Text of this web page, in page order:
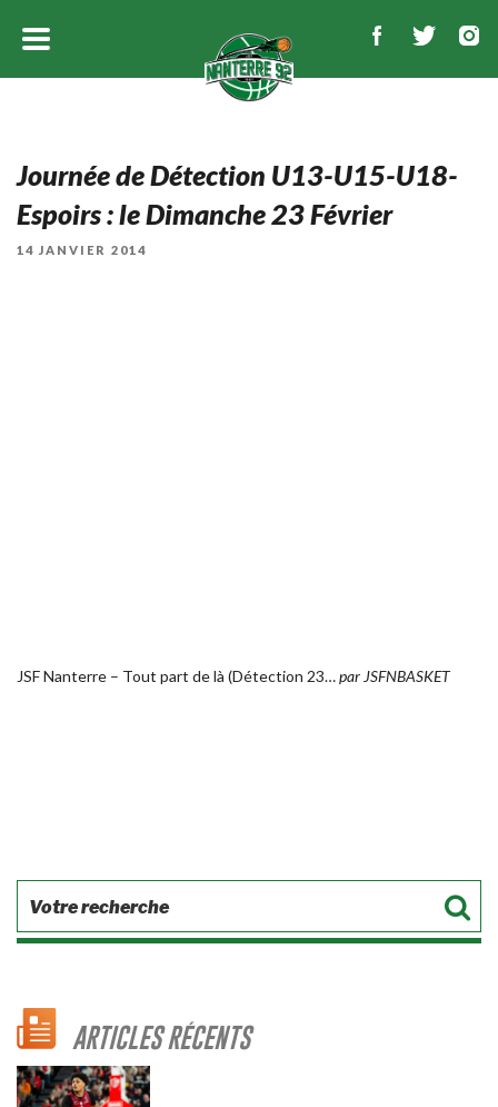
Journée de Détection U13-U15-U18-
Espoirs : le Dimanche 23 Février
PUBLIÉ
14 JANVIER 2014
JSF Nanterre – Tout part de là (Détection 23…par JSFNBASKET
ARTICLES RÉCENTS